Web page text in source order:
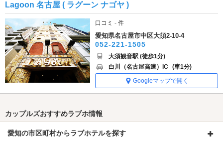
Lagoon 名古屋 ( ラグーン ナゴヤ )
口コミ - 件
愛知県名古屋市中区大須2-10-4
052-221-1505
大須観音駅 (徒歩1分)
白川（名古屋高速）IC (車1分)
Googleマップで開く
カップルズおすすめラブホ情報
愛知の市区町村からラブホテルを探す